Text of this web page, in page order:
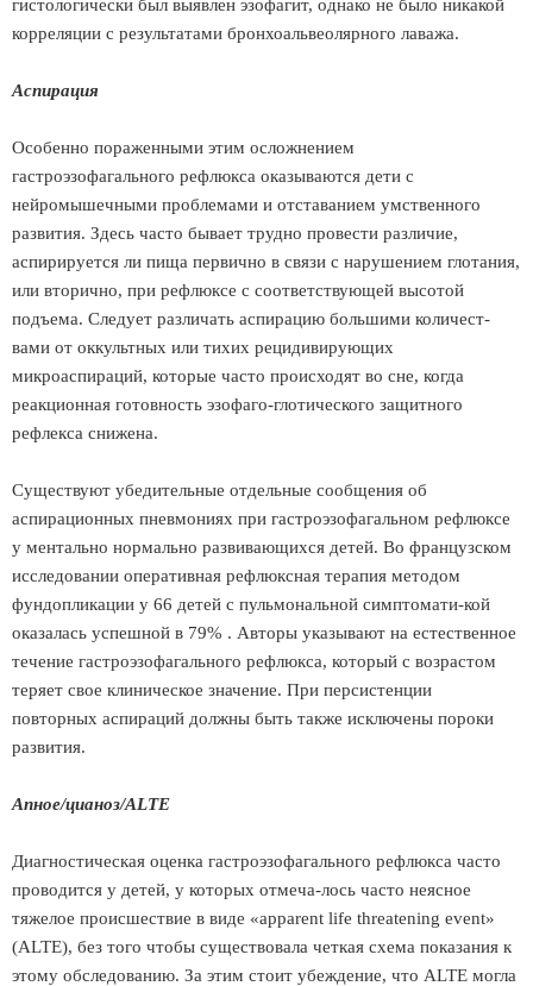
гистологически был выявлен эзофагит, однако не было никакой
корреляции с результатами бронхоальвеолярного лаважа.
Аспирация
Особенно пораженными этим осложнением
гастроэзофагального рефлюкса оказываются дети с
нейромышечными проблемами и отставанием умственного
развития. Здесь часто бывает трудно провести различие,
аспирируется ли пища первично в связи с нарушением глотания,
или вторично, при рефлюксе с соответствующей высотой
подъема. Следует различать аспирацию большими количест-
вами от оккультных или тихих рецидивирующих
микроаспираций, которые часто происходят во сне, когда
реакционная готовность эзофаго-глотического защитного
рефлекса снижена.
Существуют убедительные отдельные сообщения об
аспирационных пневмониях при гастроэзофагальном рефлюксе
у ментально нормально развивающихся детей. Во французском
исследовании оперативная рефлюксная терапия методом
фундопликации у 66 детей с пульмональной симптомати-кой
оказалась успешной в 79% . Авторы указывают на естественное
течение гастроэзофагального рефлюкса, который с возрастом
теряет свое клиническое значение. При персистенции
повторных аспираций должны быть также исключены пороки
развития.
Апное/цианоз/ALTE
Диагностическая оценка гастроэзофагального рефлюкса часто
проводится у детей, у которых отмеча-лось часто неясное
тяжелое происшествие в виде «apparent life threatening event»
(ALTE), без того чтобы существовала четкая схема показания к
этому обследованию. За этим стоит убеждение, что ALTE могла